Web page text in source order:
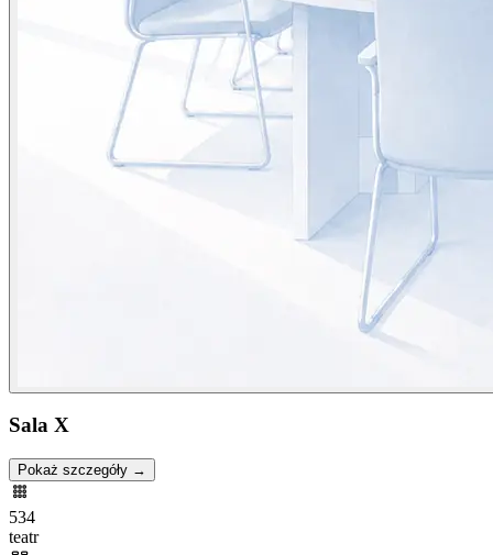
Sala X
Pokaż szczegóły →
534
teatr